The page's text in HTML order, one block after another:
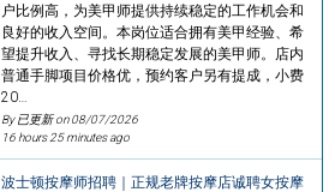
户比例高，为美甲师提供持续稳定的工作机会和
良好的收入空间。本岗位适合拥有美甲经验、希
望提升收入、寻找长期稳定发展的美甲师。店内
普通手脚项目价格优，预约客户另有提成，小费
20…
By 已更新 on08/07/2026
16 hours 25 minutes ago
波士顿按摩师招聘｜正规老牌按摩店诚聘女按摩